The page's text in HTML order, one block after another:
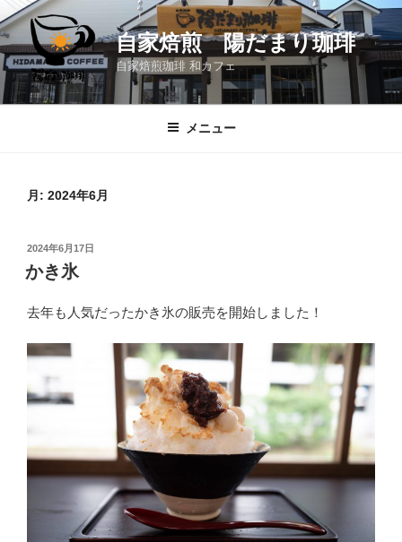
ン
テ
ン
ツ
自家焙煎 陽だまり珈琲
自家焙煎珈琲 和カフェ
メニュー
月: 2024年6月
投
稿
日:
2024年6月17日
かき氷
去年も人気だったかき氷の販売を開始しました！